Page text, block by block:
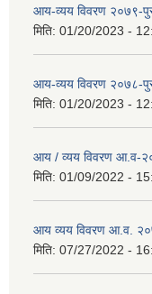
आय-व्यय विवरण २०७९-
मिति: 01/20/2023 -
आय-व्यय विवरण २०७८-
मिति: 01/20/2023 -
आय / व्यय विवरण आ.व-
मिति: 01/09/2022 -
आय व्यय विवरण आ.व.
मिति: 07/27/2022 -